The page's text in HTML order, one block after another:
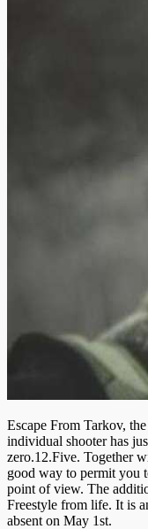
Escape From Tarkov,
individual shooter has
zero.12.Five. Together
good way to permit you
point of view. The
Freestyle from life. It is
absent on May 1st.